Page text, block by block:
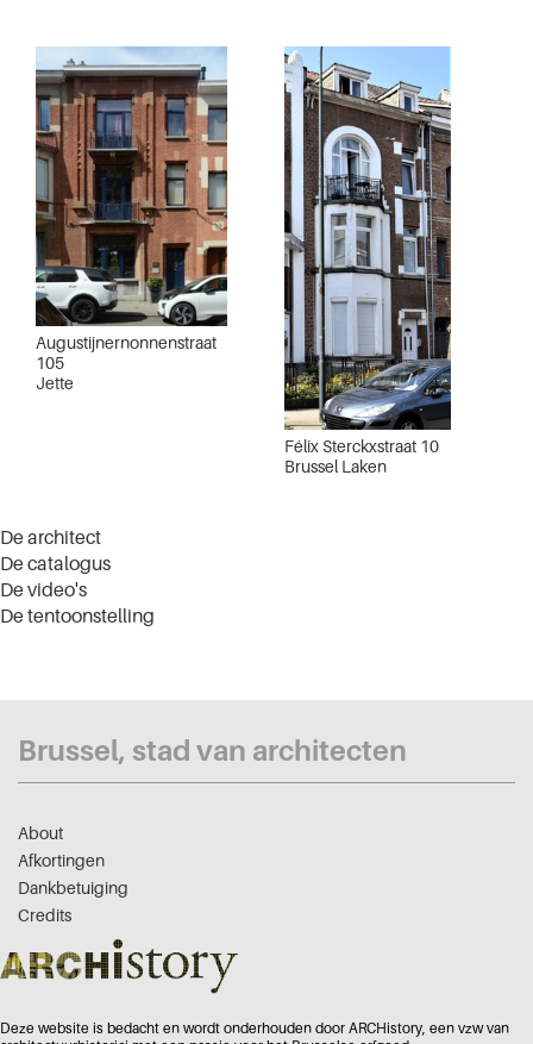
Augustijnernonnenstraat
105
Jette
Félix Sterckxstraat 10
Brussel Laken
De architect
De catalogus
De video's
De tentoonstelling
Brussel, stad van architecten
About
Afkortingen
Dankbetuiging
Credits
Deze website is bedacht en wordt onderhouden door ARCHistory, een vzw van